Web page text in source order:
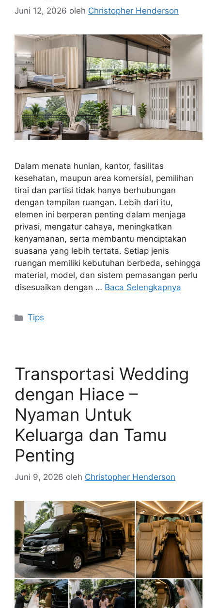
Juni 12, 2026 oleh Christopher Henderson
Dalam menata hunian, kantor, fasilitas
kesehatan, maupun area komersial, pemilihan
tirai dan partisi tidak hanya berhubungan
dengan tampilan ruangan. Lebih dari itu,
elemen ini berperan penting dalam menjaga
privasi, mengatur cahaya, meningkatkan
kenyamanan, serta membantu menciptakan
suasana yang lebih tertata. Setiap jenis
ruangan memiliki kebutuhan berbeda, sehingga
material, model, dan sistem pemasangan perlu
disesuaikan dengan … Baca Selengkapnya
Kategori
Tips
Transportasi Wedding
dengan Hiace –
Nyaman Untuk
Keluarga dan Tamu
Penting
Juni 9, 2026 oleh Christopher Henderson